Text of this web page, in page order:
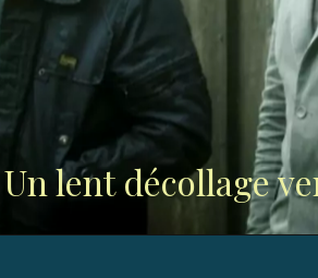
Un lent décollage